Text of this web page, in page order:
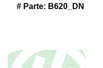
# Parte: B620_DN